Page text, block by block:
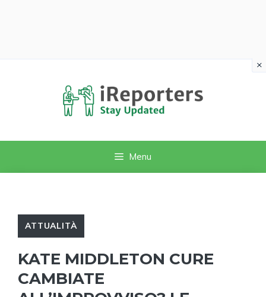
Menu
ATTUALITÀ
KATE MIDDLETON CURE
CAMBIATE
×